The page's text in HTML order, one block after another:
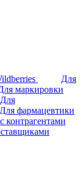
Для
маркировки
Для
Для фармацевтики
контрагентами